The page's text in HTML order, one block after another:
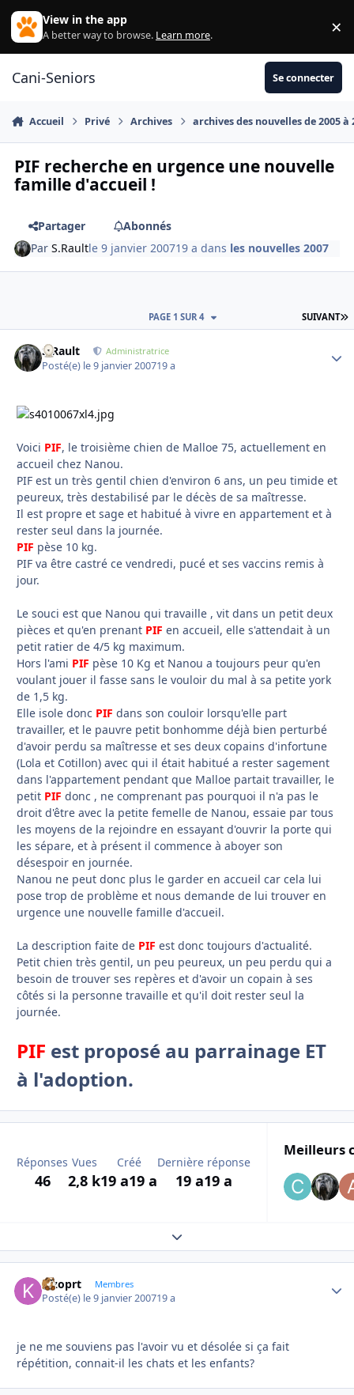
Aller au contenu
View in the app
A better way to browse. Learn more. ×
Cani-Seniors Se connecter
Accueil Privé Archives archives des nouvelles de 2005 à
PIF recherche en urgence une nouvelle
famille d'accueil !
Partager
Abonnés
ParS.Raultle 9 janvier 200719 a dans les nouvelles 2007
SUIVANT
PAGE 1 SUR 4
S.Rault Administratrice
Posté(e) le 9 janvier 200719 a
Voici PIF, le troisième chien de Malloe 75, actuellement en
accueil chez Nanou.
PIF est un très gentil chien d'environ 6 ans, un peu timide et
peureux, très destabilisé par le décès de sa maîtresse.
Il est propre et sage et habitué à vivre en appartement et à
rester seul dans la journée.
PIF pèse 10 kg.
PIF va être castré ce vendredi, pucé et ses vaccins remis à
jour.
Le souci est que Nanou qui travaille , vit dans un petit deux
pièces et qu'en prenant PIF en accueil, elle s'attendait à un
petit ratier de 4/5 kg maximum.
Hors l'ami PIF pèse 10 Kg et Nanou a toujours peur qu'en
voulant jouer il fasse sans le vouloir du mal à sa petite york
de 1,5 kg.
Elle isole donc PIF dans son couloir lorsqu'elle part
travailler, et le pauvre petit bonhomme déjà bien perturbé
d'avoir perdu sa maîtresse et ses deux copains d'infortune
(Lola et Cotillon) avec qui il était habitué a rester sagement
dans l'appartement pendant que Malloe partait travailler, le
petit PIF donc , ne comprenant pas pourquoi il n'a pas le
droit d'être avec la petite femelle de Nanou, essaie par tous
les moyens de la rejoindre en essayant d'ouvrir la porte qui
les sépare, et à présent il commence à aboyer son
désespoir en journée.
Nanou ne peut donc plus le garder en accueil car cela lui
pose trop de problème et nous demande de lui trouver en
urgence une nouvelle famille d'accueil.
La description faite de PIF est donc toujours d'actualité.
Petit chien très gentil, un peu peureux, un peu perdu qui a
besoin de trouver ses repères et d'avoir un copain à ses
côtés si la personne travaille et qu'il doit rester seul la
journée.
PIF est proposé au parrainage ET
à l'adoption.
Réponses
46
Vues
2,8 k
Créé
19 a19 a
Dernière réponse
19 a19 a
Meilleurs
Expand topic overview
kizoprt Membres
Posté(e) le 9 janvier 200719 a
je ne me souviens pas l'avoir vu et désolée si ça fait
répétition, connait-il les chats et les enfants?